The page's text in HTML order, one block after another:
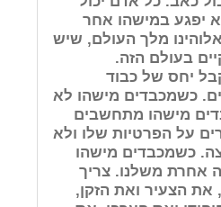
יפגע במישהו אחר
מלך העולם, שיש
בעולם הזה.
יחס של כבוד
כשמכבדים מישהו לא
מישהו מתחשבים
על הפרטיות שלו ולא
כשמכבדים מישהו
אחרת משלנו. צריך
הצעיר ואת הזקן,